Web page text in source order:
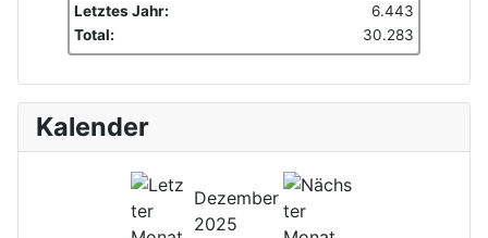
Letztes Jahr:
6.443
Total:
30.283
Kalender
Dezember
2025